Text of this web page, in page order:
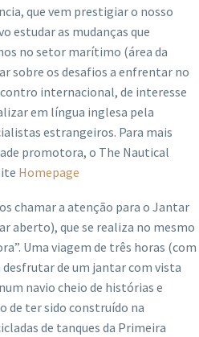
que vem prestigiar o nosso
estudar as mudanças que
no setor marítimo (área da
sobre os desafios a enfrentar no
internacional, de interesse
em língua inglesa pela
estrangeiros. Para mais
promotora, o The Nautical
Homepage
chamar a atenção para o Jantar
aberto), que se realiza no mesmo
Uma viagem de três horas (com
desfrutar de um jantar com vista
navio cheio de histórias e
de ter sido construído na
de tanques da Primeira